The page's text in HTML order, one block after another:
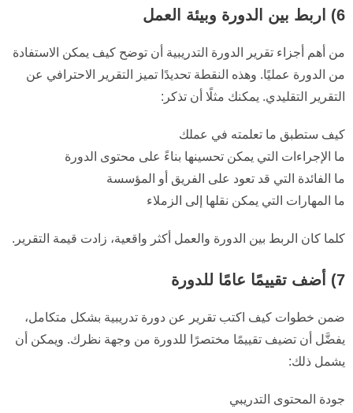
6) اربط بين الدورة وبيئة العمل
من أهم أجزاء تقرير الدورة التدريبية أن توضح كيف يمكن الاستفادة
من الدورة عمليًا. وهذه النقطة تحديدًا تميز التقرير الاحترافي عن
التقرير التقليدي. يمكنك مثلًا أن تذكر:
كيف ستطبق ما تعلمته في عملك
ما الإجراءات التي يمكن تحسينها بناءً على محتوى الدورة
ما الفائدة التي قد تعود على الفريق أو المؤسسة
ما المهارات التي يمكن نقلها إلى الزملاء
كلما كان الربط بين الدورة والعمل أكثر واقعية، زادت قيمة التقرير.
7) أضف تقييمًا عامًا للدورة
ضمن خطوات كيف اكتب تقرير عن دورة تدريبية بشكل متكامل،
يفضَّل أن تضيف تقييمًا مختصرًا للدورة من وجهة نظرك. ويمكن أن
يشمل ذلك:
جودة المحتوى التدريبي